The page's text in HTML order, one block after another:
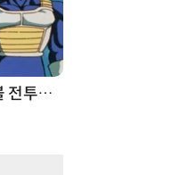
“입으면 전투력 상승?” 드래곤볼 전투복 닮은 중량조끼